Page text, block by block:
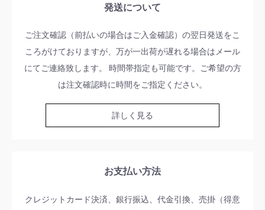
発送について
ご注文確認（前払いの場合はご入金確認）の翌日発送をこ
ころがけておりますが、万が一出荷が遅れる場合はメール
にてご連絡致します。 時間帯指定も可能です。ご希望の方
は注文確認時に時間をご指定ください。
詳しく見る
お支払い方法
クレジットカード決済、銀行振込、代金引換、売掛（得意